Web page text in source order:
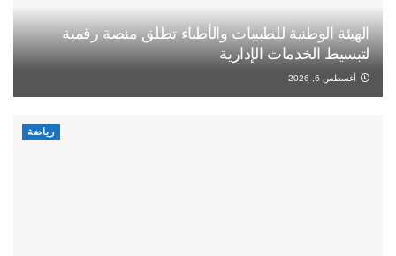
الهيئة الوطنية للطبيبات والأطباء تطلق منصة رقمية
لتبسيط الخدمات الإدارية
أغسطس 6, 2026
رياضة